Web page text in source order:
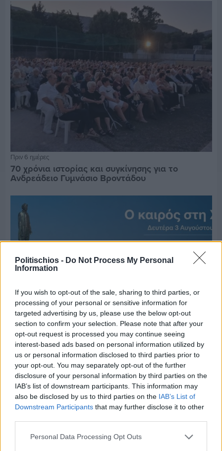
Politischios - Do Not Process My Personal
Information
If you wish to opt-out of the sale, sharing to third parties, or
processing of your personal or sensitive information for
targeted advertising by us, please use the below opt-out
section to confirm your selection. Please note that after your
opt-out request is processed you may continue seeing
interest-based ads based on personal information utilized by
us or personal information disclosed to third parties prior to
your opt-out. You may separately opt-out of the further
disclosure of your personal information by third parties on the
IAB’s list of downstream participants. This information may
also be disclosed by us to third parties on the IAB’s List of
Downstream Participants that may further disclose it to other
Personal Data Processing Opt Outs
Πριν 6 ημέρες
70 χρόνια ιστορίας και συγκίνησης για το
Ανδρεάδειο Γυμνάσιο Βροντάδου
Ο καιρός στη Χίο, σήμερα 3 Αυγούστου 2026
Διαφήμιση